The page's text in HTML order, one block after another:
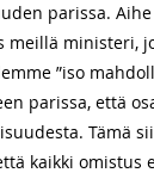
parissa.
ministeri,
”iso
parissa, että
Tämä
kaikki omistus